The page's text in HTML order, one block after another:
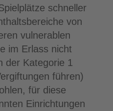
schneller
von
vulnerablen
im Erlass nicht
der Kategorie 1
führen)
für diese
Einrichtungen